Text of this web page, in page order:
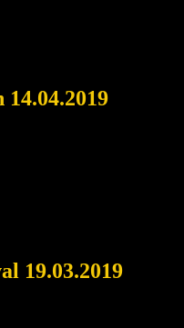
19.03.2019